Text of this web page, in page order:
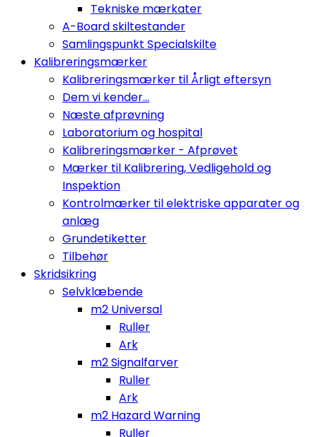
Tekniske mærkater
A-Board skiltestander
Samlingspunkt Specialskilte
Kalibreringsmærker
Kalibreringsmærker til Årligt eftersyn
Dem vi kender...
Næste afprøvning
Laboratorium og hospital
Kalibreringsmærker - Afprøvet
Mærker til Kalibrering, Vedligehold og
Inspektion
Kontrolmærker til elektriske apparater og
anlæg
Grundetiketter
Tilbehør
Skridsikring
Selvklæbende
m2 Universal
Ruller
Ark
m2 Signalfarver
Ruller
Ark
m2 Hazard Warning
Ruller